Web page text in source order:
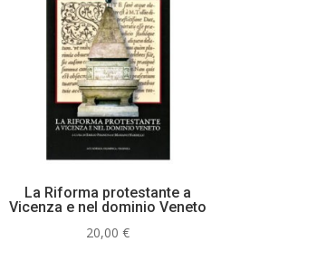
La Riforma protestante a
Vicenza e nel dominio Veneto
20,00€